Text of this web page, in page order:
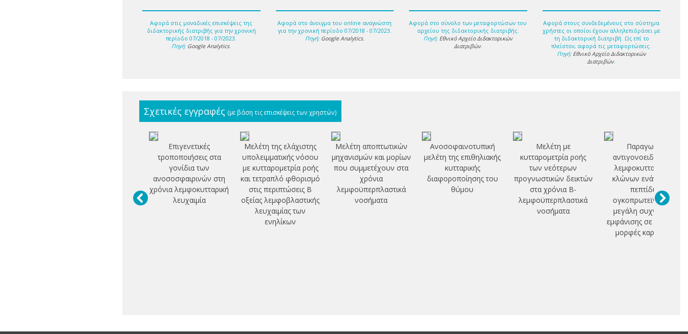
Αφορά στις μοναδικές επισκέψεις της
διδακτορικής διατριβής για την χρονική
περίοδο 07/2018 - 07/2023.
Πηγή: Google Analytics.
Αφορά στο άνοιγμα του online αναγνώστη
για την χρονική περίοδο 07/2018 - 07/2023.
Πηγή: Google Analytics.
Αφορά στο σύνολο των μεταφορτώσων του
αρχείου της διδακτορικής διατριβής.
Πηγή: Εθνικό Αρχείο Διδακτορικών
Διατριβών.
Αφορά στους συνδεδεμένους στο σύστημα
χρήστες οι οποίοι έχουν αλληλεπιδράσει με
τη διδακτορική διατριβή. Ως επί το
πλείστον, αφορά τις μεταφορτώσεις.
Πηγή: Εθνικό Αρχείο Διδακτορικών
Διατριβών.
Σχετικές εγγραφές (με βάση τις επισκέψεις των χρηστών)
Επιγενετικές
τροποποιήσεις στα
γονίδια των
ανοσοσφαιρινών στη
χρόνια λεμφοκυτταρική
λευχαιμία
Μελέτη της ελάχιστης
υπολειμματικής νόσου
με κυτταρομετρία ροής
και τετραπλό φθορισμό
στις περιπτώσεις Β
οξείας λεμφοβλαστικής
λευχαιμίας των
ενηλίκων
Μελέτη αποπτωτικών
μηχανισμών και μορίων
που συμμετέχουν στα
χρόνια
λεμφοϋπερπλαστικά
νοσήματα
Ανοσοφαινοτυπική
μελέτη της επιθηλιακής
κυτταρικής
διαφοροποίησης του
θύμου
Μελέτη με
κυτταρομετρία ροής
των νεότερων
προγνωστικών δεικτών
στα χρόνια Β-
λεμφοϋπερπλαστικά
νοσήματα
Παραγωγή
αντιγονοειδικών Τ
λεμφοκυτταρικών
κλώνων ενάντια σε
πεπτίδια
ογκοπρωτεϊνών με
μεγάλη συχνότητα
εμφάνισης σε ποικίλες
μορφές καρκίνου